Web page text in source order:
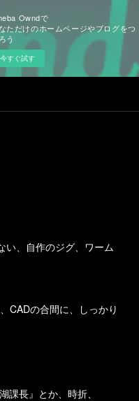
Owndで
ただけのホームページやブログをつ
う
今すぐ試す
い、自作のジグ、ワーム
CADの合間に、しっかり
課長』とか、時折、